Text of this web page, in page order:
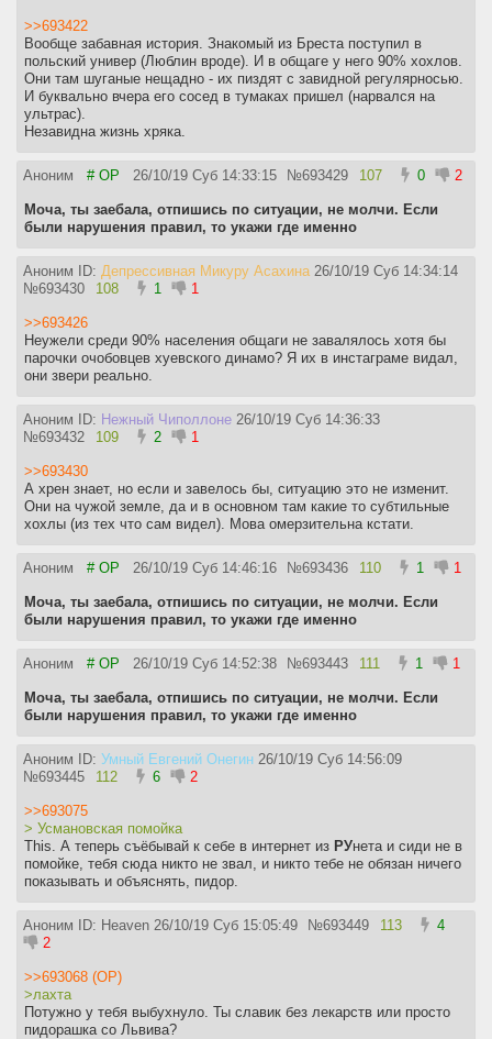
>>693422
Вообще забавная история. Знакомый из Бреста поступил в
польский универ (Люблин вроде). И в общаге у него 90% хохлов.
Они там шуганые нещадно - их пиздят с завидной регулярносью.
И буквально вчера его сосед в тумаках пришел (нарвался на
ультрас).
Незавидна жизнь хряка.
Аноним # OP 26/10/19 Суб 14:33:15 №693429 107 0 2
Моча, ты заебала, отпишись по ситуации, не молчи. Если
были нарушения правил, то укажи где именно
Аноним ID: Депрессивная Микуру Асахина 26/10/19 Суб 14:34:14
№693430 108 1 1
>>693426
Неужели среди 90% населения общаги не завалялось хотя бы
парочки очобовцев хуевского динамо? Я их в инстаграме видал,
они звери реально.
Аноним ID: Нежный Чиполлоне 26/10/19 Суб 14:36:33
№693432 109 2 1
>>693430
А хрен знает, но если и завелось бы, ситуацию это не изменит.
Они на чужой земле, да и в основном там какие то субтильные
хохлы (из тех что сам видел). Мова омерзительна кстати.
Аноним # OP 26/10/19 Суб 14:46:16 №693436 110 1 1
Моча, ты заебала, отпишись по ситуации, не молчи. Если
были нарушения правил, то укажи где именно
Аноним # OP 26/10/19 Суб 14:52:38 №693443 111 1 1
Моча, ты заебала, отпишись по ситуации, не молчи. Если
были нарушения правил, то укажи где именно
Аноним ID: Умный Евгений Онегин 26/10/19 Суб 14:56:09
№693445 112 6 2
>>693075
> Усмановская помойка
This. А теперь съёбывай к себе в интернет из РУнета и сиди не в
помойке, тебя сюда никто не звал, и никто тебе не обязан ничего
показывать и объяснять, пидор.
Аноним ID: Heaven 26/10/19 Суб 15:05:49 №693449 113
4
2
>>693068 (OP)
>лахта
Потужно у тебя выбухнуло. Ты славик без лекарств или просто
пидорашка со Львива?